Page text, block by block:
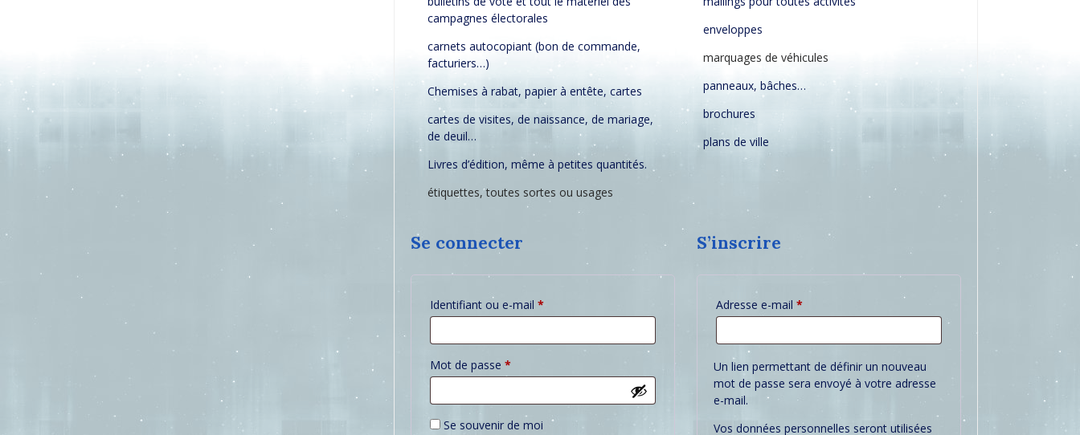
campagnes électorales
carnets autocopiant (bon de commande,
facturiers…)
Chemises à rabat, papier à entête, cartes
cartes de visites, de naissance, de mariage,
de deuil…
Livres d’édition, même à petites quantités.
étiquettes, toutes sortes ou usages
enveloppes
marquages de véhicules
panneaux, bâches…
brochures
plans de ville
Se connecter
Identifiant ou e-mail *
Mot de passe *
Se souvenir de moi
S’inscrire
Adresse e-mail*
Un lien permettant de définir un nouveau
mot de passe sera envoyé à votre adresse
e-mail.
Vos données personnelles seront utilisées